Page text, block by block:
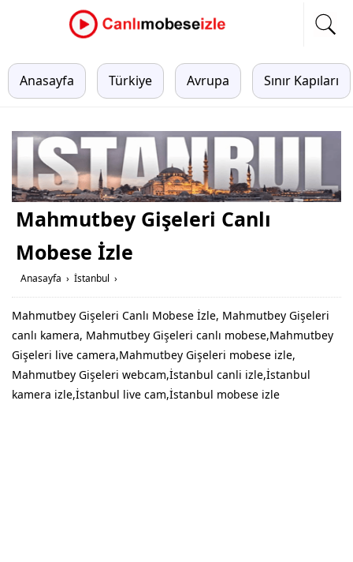
Anasayfa Türkiye Avrupa Sınır Kapıları
Mahmutbey Gişeleri Canlı
Mobese İzle
Anasayfa › İstanbul ›
Mahmutbey Gişeleri Canlı Mobese İzle, Mahmutbey Gişeleri
canlı kamera, Mahmutbey Gişeleri canlı mobese,Mahmutbey
Gişeleri live camera,Mahmutbey Gişeleri mobese izle,
Mahmutbey Gişeleri webcam,İstanbul canli izle,İstanbul
kamera izle,İstanbul live cam,İstanbul mobese izle